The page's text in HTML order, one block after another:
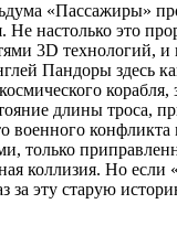
«Пассажиры»
Не настолько это
3D технологий, и
Пандоры здесь
длины троса,
военного
только
коллизия. Но
за эту старую